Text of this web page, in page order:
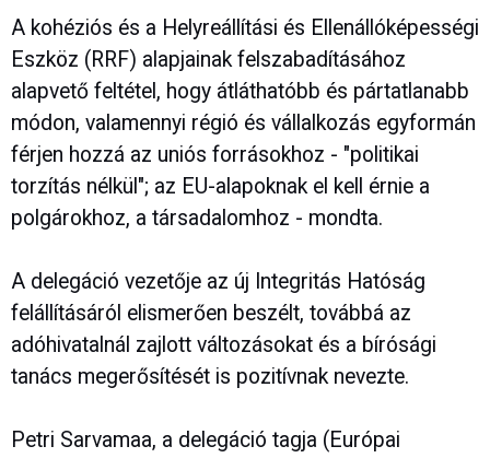
A kohéziós és a Helyreállítási és Ellenállóképességi
Eszköz (RRF) alapjainak felszabadításához
alapvető feltétel, hogy átláthatóbb és pártatlanabb
módon, valamennyi régió és vállalkozás egyformán
férjen hozzá az uniós forrásokhoz - "politikai
torzítás nélkül"; az EU-alapoknak el kell érnie a
polgárokhoz, a társadalomhoz - mondta.
A delegáció vezetője az új Integritás Hatóság
felállításáról elismerően beszélt, továbbá az
adóhivatalnál zajlott változásokat és a bírósági
tanács megerősítését is pozitívnak nevezte.
Petri Sarvamaa, a delegáció tagja (Európai